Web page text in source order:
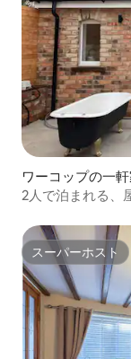
ワーコップの一
2人で泊まれる、
スーパーホスト
スーパーホスト